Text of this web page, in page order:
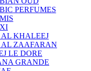
PERFUMES
AL KHALEEJ
AL ZAAFARAN
LE DORE
GRANDE